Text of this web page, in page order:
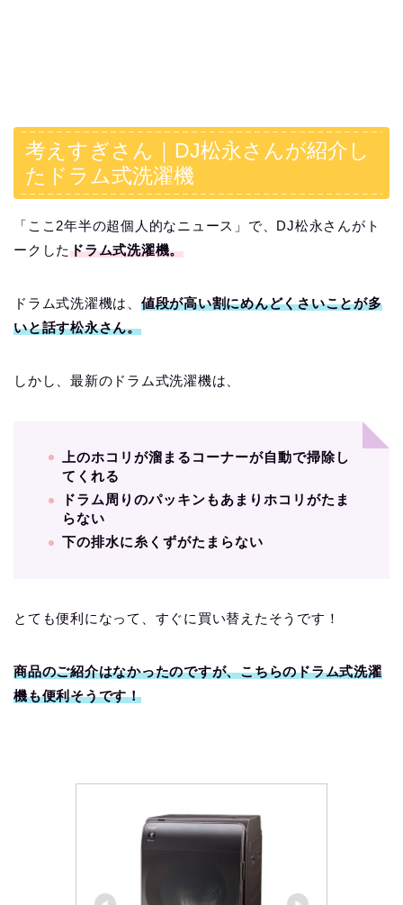
考えすぎさん｜DJ松永さんが紹介し
たドラム式洗濯機
「ここ2年半の超個人的なニュース」で、DJ松永さんがト
ークしたドラム式洗濯機。
ドラム式洗濯機は、 値段が高い割にめんどくさいことが多
いと話す松永さん。
しかし、最新のドラム式洗濯機は、
上のホコリが溜まるコーナーが自動で掃除し
てくれる
ドラム周りのパッキンもあまりホコリがたま
らない
下の排水に糸くずがたまらない
とても便利になって、すぐに買い替えたそうです！
商品のご紹介はなかったのですが、こちらのドラム式洗濯
機も便利そうです！